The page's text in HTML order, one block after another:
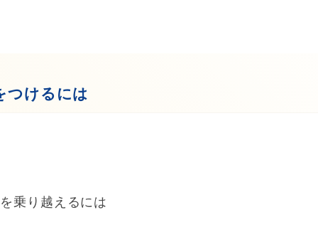
つけるには
乗り越えるには